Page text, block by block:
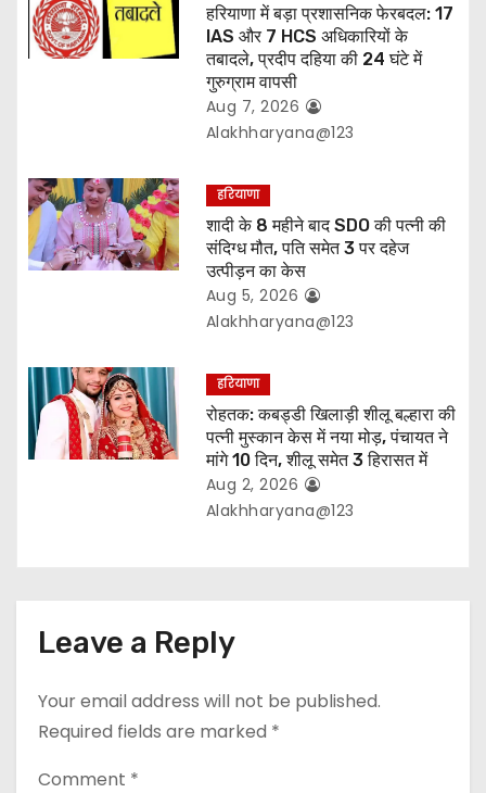
n
हरियाणा में बड़ा प्रशासनिक फेरबदल: 17
IAS और 7 HCS अधिकारियों के
तबादले, प्रदीप दहिया की 24 घंटे में
गुरुग्राम वापसी
Aug 7, 2026
Alakhharyana@123
हरियाणा
शादी के 8 महीने बाद SDO की पत्नी की
संदिग्ध मौत, पति समेत 3 पर दहेज
उत्पीड़न का केस
Aug 5, 2026
Alakhharyana@123
हरियाणा
रोहतक: कबड्डी खिलाड़ी शीलू बल्हारा की
पत्नी मुस्कान केस में नया मोड़, पंचायत ने
मांगे 10 दिन, शीलू समेत 3 हिरासत में
Aug 2, 2026
Alakhharyana@123
Leave a Reply
Your email address will not be published.
Required fields are marked *
Comment *